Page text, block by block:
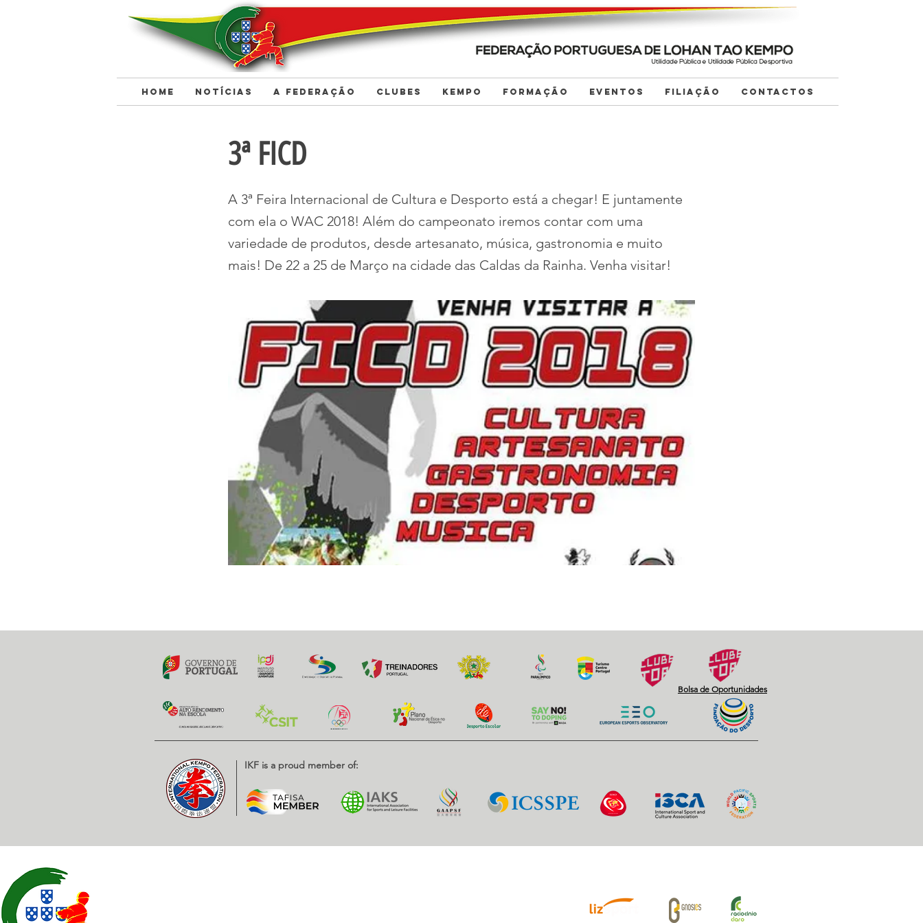
< Back
3ª FICD
A 3ª Feira Internacional de Cultura e Desporto está a chegar! E juntamente
com ela o WAC 2018! Além do campeonato iremos contar com uma
variedade de produtos, desde artesanato, música, gastronomia e muito
mais! De 22 a 25 de Março na cidade das Caldas da Rainha. Venha visitar!
Previous Next
HOME NOTÍCIAS A FEDERAÇÃO CLUBES KEMPO FORMAÇÃO EVENTOS FILIAÇÃO CONTACTOS
Bolsa de Oportunidades
IKF is a proud member of: